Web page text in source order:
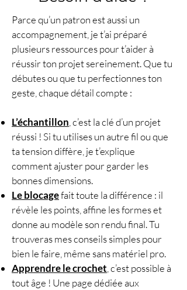
Parce qu’un patron est aussi un
accompagnement, je t’ai préparé
plusieurs ressources pour t’aider à
réussir ton projet sereinement. Que tu
débutes ou que tu perfectionnes ton
geste, chaque détail compte :
L’échantillon , c’est la clé d’un projet
réussi ! Si tu utilises un autre fil ou que
ta tension diffère, je t’explique
comment ajuster pour garder les
bonnes dimensions.
Le blocagefait toute la différence : il
révèle les points, affine les formes et
donne au modèle son rendu final. Tu
trouveras mes conseils simples pour
bien le faire, même sans matériel pro.
Apprendre le crochet , c’est possible à
tout âge ! Une page dédiée aux